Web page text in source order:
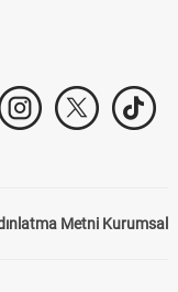
Metni Kurumsal